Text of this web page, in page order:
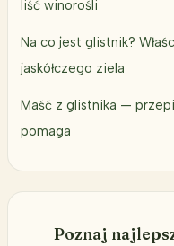
liść winorośli
Na co jest glistnik?
jaskółczego ziela
Maść z glistnika —
pomaga
Poznaj